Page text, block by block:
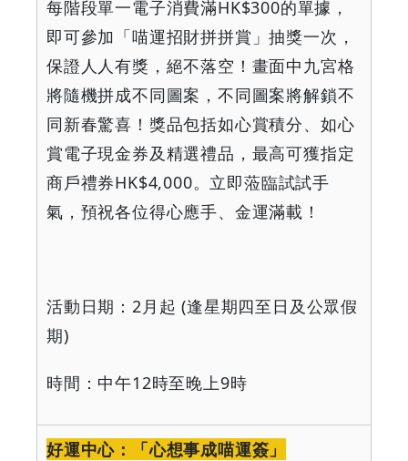
每階段單一電子消費滿HK$300的單據，
即可參加「喵運招財拼拼賞」抽獎一次，
保證人人有獎，絕不落空！畫面中九宮格
將隨機拼成不同圖案，不同圖案將解鎖不
同新春驚喜！獎品包括如心賞積分、如心
賞電子現金券及精選禮品，最高可獲指定
商戶禮券HK$4,000。立即蒞臨試試手
氣，預祝各位得心應手、金運滿載！
活動日期： 2月起 (逢星期四至日及公眾假
期)
時間：中午12時至晚上9時
好運中心：「心想事成喵運簽」